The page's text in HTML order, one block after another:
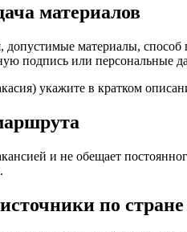
материалов
допустимые материалы,
подпись или персональные
укажите в кратком
и не обещает
по стране